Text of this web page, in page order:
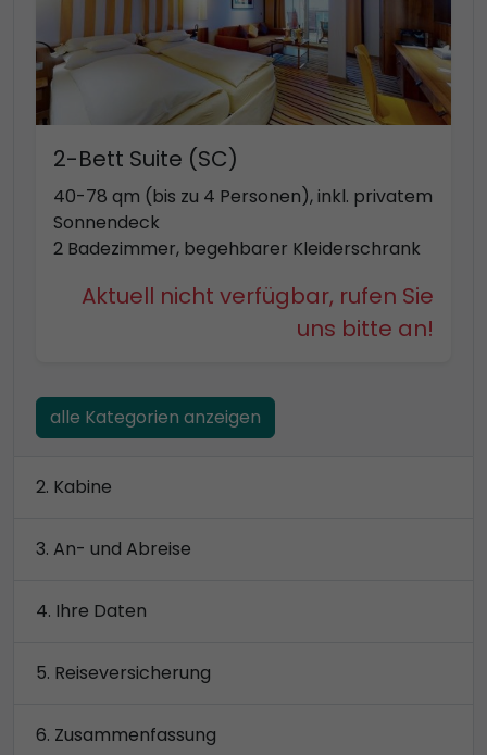
2-Bett Suite (SC)
40-78 qm (bis zu 4 Personen), inkl. privatem
Sonnendeck
2 Badezimmer, begehbarer Kleiderschrank
Aktuell nicht verfügbar, rufen Sie
uns bitte an!
alle Kategorien anzeigen
Kabine
An- und Abreise
Ihre Daten
Reiseversicherung
Zusammenfassung